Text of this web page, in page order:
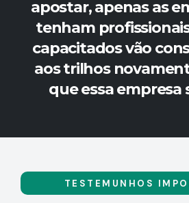
apostar, apenas as
tenham
capacitados vão
aos trilhos
que essa empresa
TESTEMUNHOS